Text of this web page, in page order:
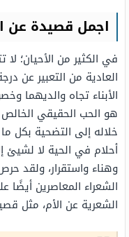
اجمل قصيدة عن
في الكثير من الأحيان؛ لا
العادية من التعبير عن
الأبناء تجاه والديهما
هو الحب الحقيقي
خلاله إلى التضحية بكل
أحلام في الحية لا
وهناء واستقرار، ولقد
الشعراء المعاصرين أيضًا
الشعرية عن الأم، مثل